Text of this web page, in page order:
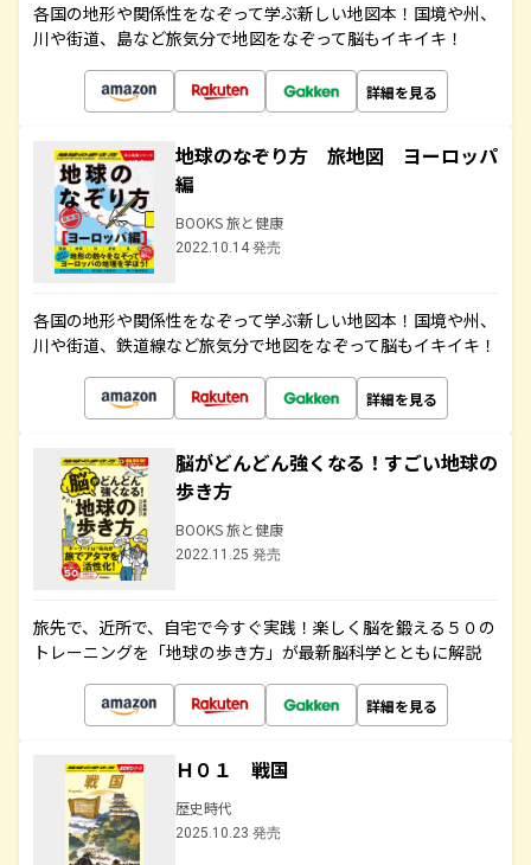
各国の地形や関係性をなぞって学ぶ新しい地図本！国境や州、
川や街道、島など旅気分で地図をなぞって脳もイキイキ！
詳細を見る
地球のなぞり方 旅地図 ヨーロッパ
編
BOOKS 旅と健康
2022.10.14 発売
各国の地形や関係性をなぞって学ぶ新しい地図本！国境や州、
川や街道、鉄道線など旅気分で地図をなぞって脳もイキイキ！
詳細を見る
脳がどんどん強くなる！すごい地球の
歩き方
BOOKS 旅と健康
2022.11.25 発売
旅先で、近所で、自宅で今すぐ実践！楽しく脳を鍛える５０の
トレーニングを「地球の歩き方」が最新脳科学とともに解説
詳細を見る
Ｈ０１ 戦国
歴史時代
2025.10.23 発売